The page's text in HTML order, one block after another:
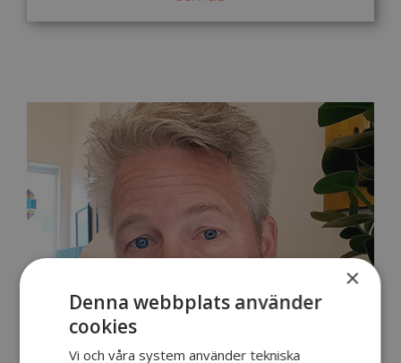
×
Denna webbplats använder
cookies
Vi och våra system använder tekniska